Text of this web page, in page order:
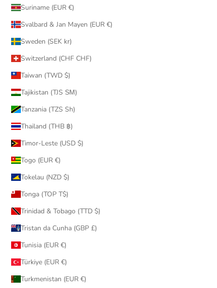
Suriname (EUR €)
Svalbard & Jan Mayen (EUR €)
Sweden (SEK kr)
Switzerland (CHF CHF)
Taiwan (TWD $)
Tajikistan (TJS ЅМ)
Tanzania (TZS Sh)
Thailand (THB ฿)
Timor-Leste (USD $)
Togo (EUR €)
Tokelau (NZD $)
Tonga (TOP T$)
Trinidad & Tobago (TTD $)
Tristan da Cunha (GBP £)
Tunisia (EUR €)
Türkiye (EUR €)
Turkmenistan (EUR €)